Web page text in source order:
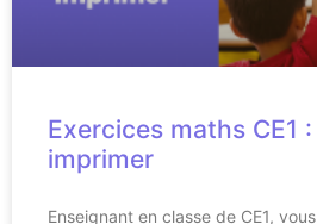
Exercices maths CE1
imprimer
Enseignant en classe de CE1,